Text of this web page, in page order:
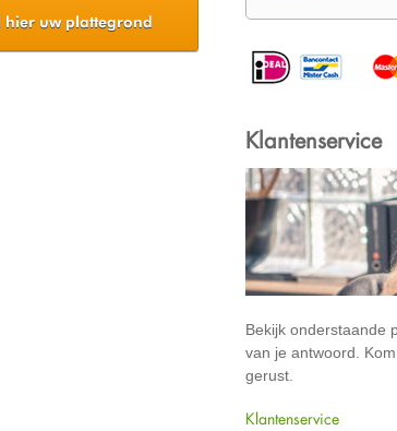
hier uw plattegrond
Klantenservice
Bekijk onderstaande
van je antwoord.
gerust.
Klantenservice